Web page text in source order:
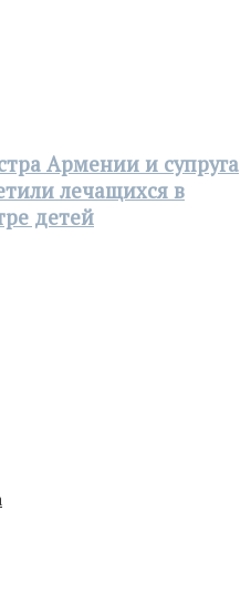
Армении и супруга
лечащихся в
детей